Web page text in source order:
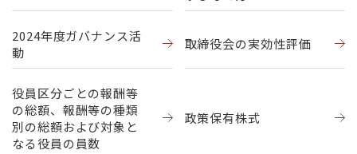
2024年度ガバナンス活
動
取締役会の実効性評価
役員区分ごとの報酬等
の総額、報酬等の種類
別の総額および対象と
なる役員の員数
政策保有株式